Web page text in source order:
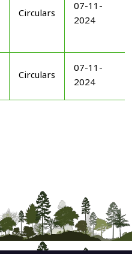
Circulars
07-11-
2024
Circulars
07-11-
2024